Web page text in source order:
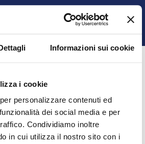
Informazioni sui cookie
i cookie
personalizzare contenuti ed
dei social media e per
Condividiamo inoltre
in cui utilizza il nostro sito con i
disattiva input di ricerca
Ospite Login